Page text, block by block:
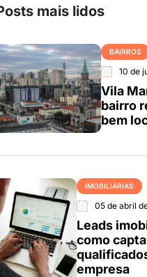
mais lidos
BAIRROS
10 de
Vila
bairro
bem
IMOBILIÁRIAS
05 de abril
Leads
como
empresa